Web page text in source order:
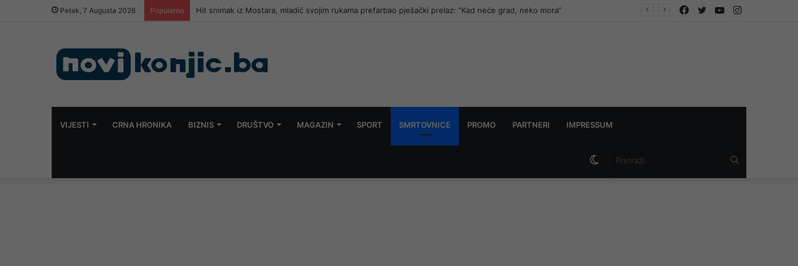
Petak, 7 Augusta 2026 Popularno Hit snimak iz Mostara, mladić svojim rukama prefarbao pješački prelaz: “Kad neće grad, neko mora” Instagram
YouTube
Twitter
Facebook
VIJESTI CRNA HRONIKA BIZNIS DRUŠTVO MAGAZIN SPORT SMRTOVNICE PROMO PARTNERI IMPRESSUM
Switch